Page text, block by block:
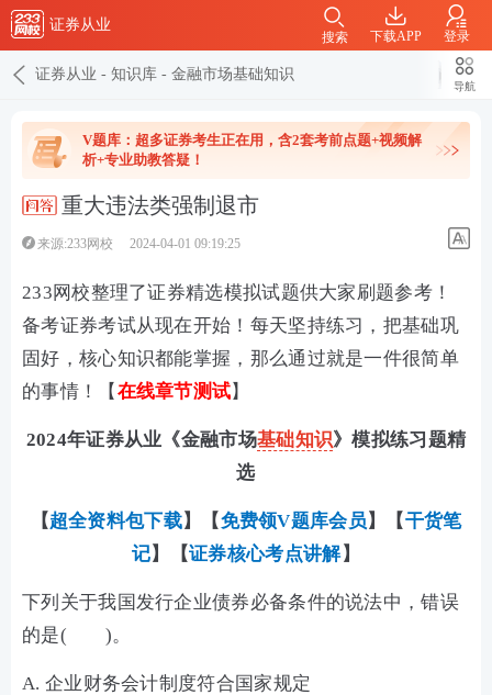
证券从业
下载APP 登录
搜索
证券从业 - 知识库 - 金融市场基础知识
导航
V题库：超多证券考生正在用，含2套考前点题+视频解
析+专业助教答疑！
重大违法类强制退市
来源:233网校 2024-04-01 09:19:25
233网校整理了证券精选模拟试题供大家刷题参考！
备考证券考试从现在开始！每天坚持练习，把基础巩
固好，核心知识都能掌握，那么通过就是一件很简单
的事情！【 在线章节测试】
2024年证券从业《金融市场基础知识》模拟练习题精
选
【超全资料包下载】【免费领V题库会员 】【干货笔
记】 【证券核心考点讲解】
下列关于我国发行企业债券必备条件的说法中，错误
的是( )。
A. 企业财务会计制度符合国家规定